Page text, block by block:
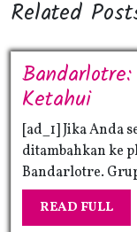
Related
Ketahui
Band
yang
Perlu
Anda
[ad_1] Jika Anda
ditambahkan ke
Bandarlotre.
READ FULL
FULL